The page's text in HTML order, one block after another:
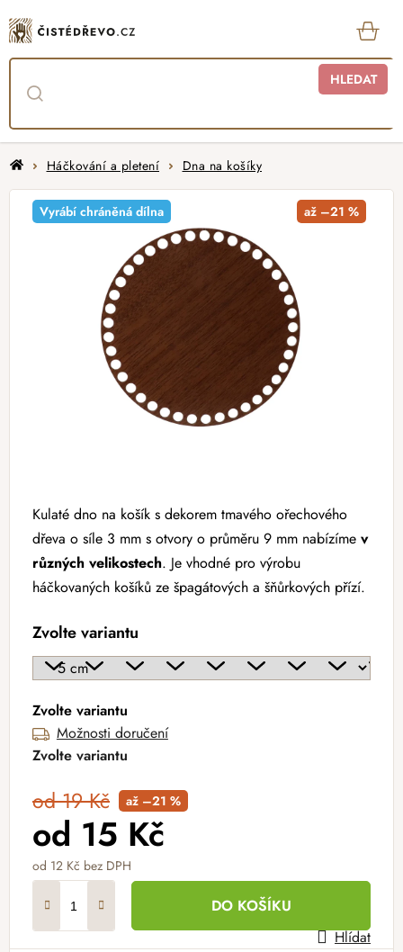
na
obsah
HLEDAT
DomůHáčkování a pletení Dna na košíky
Kulaté dno na košík s dekorem tmavého ořechového
dřeva o síle 3 mm s otvory o průměru 9 mm nabízíme v
různých velikostech. Je vhodné pro výrobu
háčkovaných košíků ze špagátových a šňůrkových přízí.
Zvolte variantu
Zvolte variantu
Možnosti doručení
Zvolte variantu
od 19 Kč až –21 %
od 15 Kč
od 12 Kč bez DPH
DO KOŠÍKU
Hlídat
Vyrábí chráněná dílna až –21 %